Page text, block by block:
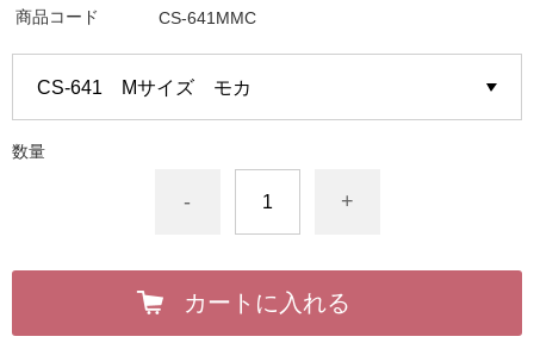
商品コード
CS-641MMC
数量
- +
カートに入れる